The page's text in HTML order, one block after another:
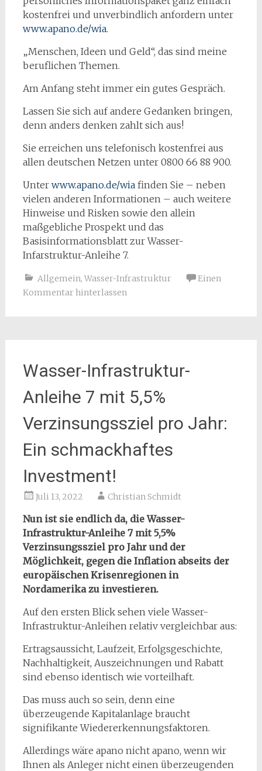
kostenfrei und unverbindlich anfordern unter
www.apano.de/wia.
„Menschen, Ideen und Geld“, das sind meine
beruflichen Themen.
Am Anfang steht immer ein gutes Gespräch.
Lassen Sie sich auf andere Gedanken bringen,
denn anders denken zahlt sich aus!
Sie erreichen uns telefonisch kostenfrei aus
allen deutschen Netzen unter 0800 66 88 900.
Unter www.apano.de/wiafinden Sie – neben
vielen anderen Informationen – auch weitere
Hinweise und Risken sowie den allein
maßgebliche Prospekt und das
Basisinformationsblatt zur Wasser-
Infarstruktur-Anleihe 7.
Allgemein, Wasser-Infrastruktur
Einen
Kommentar hinterlassen
Wasser-Infrastruktur-
Anleihe 7 mit 5,5%
Verzinsungssziel pro Jahr:
Ein schmackhaftes
Investment!
Juli 13, 2022 Christian Schmidt
Nun ist sie endlich da, die Wasser-
Infrastruktur-Anleihe 7 mit 5,5%
Verzinsungssziel pro Jahr und der
Möglichkeit, gegen die Inflation abseits der
europäischen Krisenregionen in
Nordamerika zu investieren.
Auf den ersten Blick sehen viele Wasser-
Infrastruktur-Anleihen relativ vergleichbar aus:
Ertragsaussicht, Laufzeit, Erfolgsgeschichte,
Nachhaltigkeit, Auszeichnungen und Rabatt
sind ebenso identisch wie vorteilhaft.
Das muss auch so sein, denn eine
überzeugende Kapitalanlage braucht
signifikante Wiedererkennungsfaktoren.
Allerdings wäre apano nicht apano, wenn wir
Ihnen als Anleger nicht einen überzeugenden